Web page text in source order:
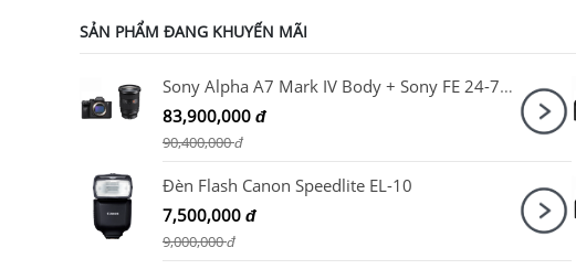
SẢN PHẨM ĐANG KHUYẾN MÃI
Sony Alpha A7 Mark IV Body + Sony FE 24-70mm F2.8 GM II
83,900,000 đ
90,400,000đ
Đèn Flash Canon Speedlite EL-10
7,500,000 đ
9,000,000đ